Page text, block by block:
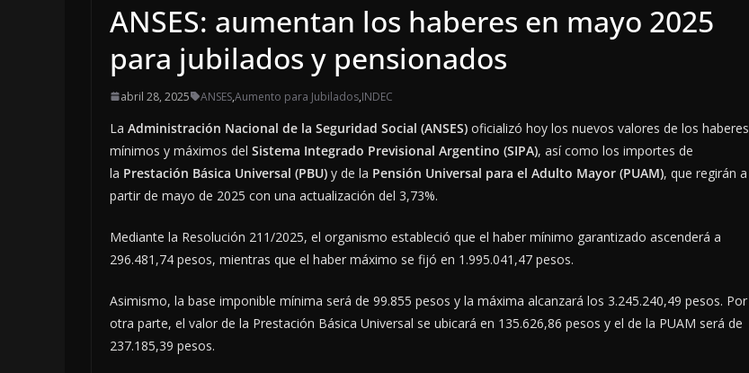
ANSES: aumentan los haberes en mayo 2025
para jubilados y pensionados
abril 28, 2025 ANSES,Aumento para Jubilados,INDEC
La Administración Nacional de la Seguridad Social (ANSES) oficializó hoy los nuevos valores de los haberes
mínimos y máximos del Sistema Integrado Previsional Argentino (SIPA), así como los importes de
la Prestación Básica Universal (PBU) y de la Pensión Universal para el Adulto Mayor (PUAM), que regirán a
partir de mayo de 2025 con una actualización del 3,73%.
Mediante la Resolución 211/2025, el organismo estableció que el haber mínimo garantizado ascenderá a
296.481,74 pesos, mientras que el haber máximo se fijó en 1.995.041,47 pesos.
Asimismo, la base imponible mínima será de 99.855 pesos y la máxima alcanzará los 3.245.240,49 pesos. Por
otra parte, el valor de la Prestación Básica Universal se ubicará en 135.626,86 pesos y el de la PUAM será de
237.185,39 pesos.